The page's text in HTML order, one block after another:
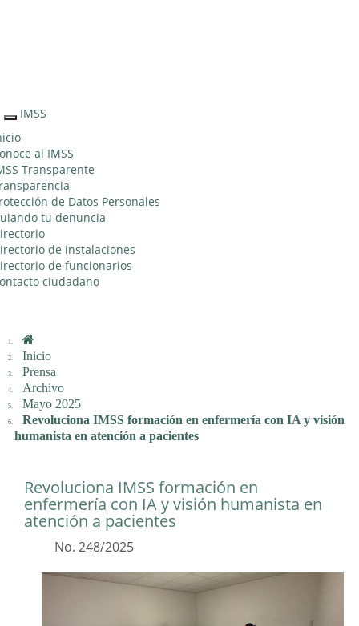
Interruptor
de
Navegación
IMSS
al IMSS
Transparente
de Datos Personales
tu denuncia
de instalaciones
de funcionarios
ciudadano
Inicio
Prensa
Archivo
Mayo 2025
Revoluciona IMSS formación en enfermería con IA y visión
humanista en atención a pacientes
Revoluciona IMSS formación en
enfermería con IA y visión humanista en
atención a pacientes
No. 248/2025